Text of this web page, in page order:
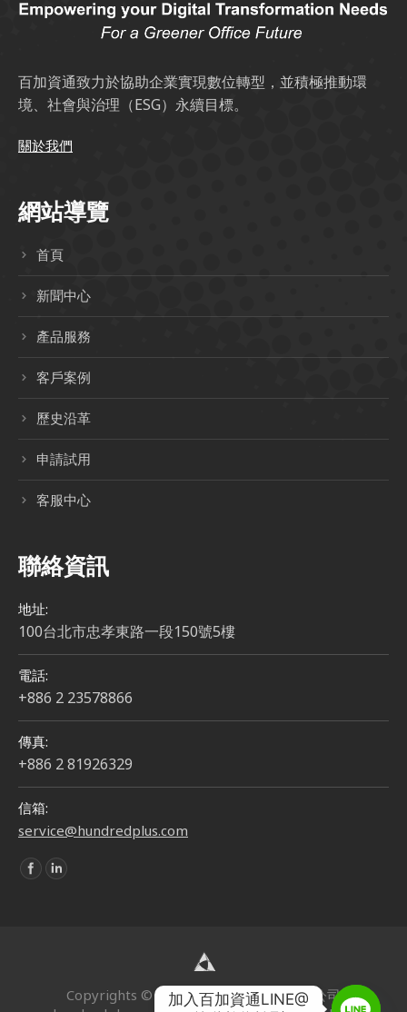
百加資通致力於協助企業實現數位轉型，並積極推動環
境、社會與治理（ESG）永續目標。
關於我們
網站導覽
首頁
新聞中心
產品服務
客戶案例
歷史沿革
申請試用
客服中心
聯絡資訊
地址:
100台北市忠孝東路一段150號5樓
電話:
+886 2 23578866
傳真:
+886 2 81926329
信箱:
service@hundredplus.com
Find us on:
Copyrights © 2024 | 百加資通股份有限公司
加入百加資通LINE@